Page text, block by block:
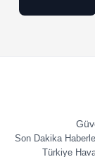
Son Dakika
Türkiye